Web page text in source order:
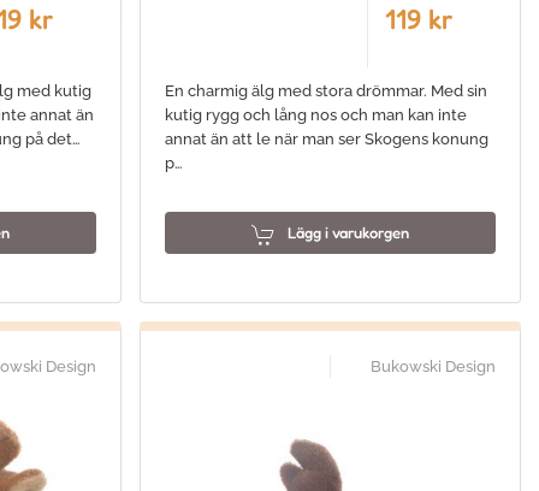
kr
med kutig
annat än
på det…
119 kr
En charmig älg med stora drömmar. Med sin
kutig rygg och lång nos och man kan inte
annat än att le när man ser Skogens konung
p…
Lägg i varukorgen
Design Bukowski Design